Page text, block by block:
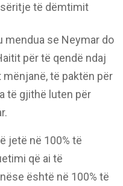
të dëmtimit
mendua se Neymar do
për të qendë ndaj
të paktën për
të gjithë luten për
jetë në 100% të
që ai të
është në 100% të